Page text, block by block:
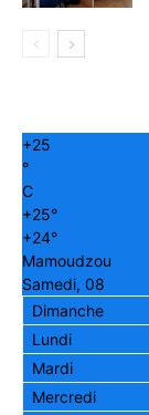
+25
°
C
+25°
+24°
Mamoudzou
Samedi, 08
Dimanche
Lundi
Mardi
Mercredi